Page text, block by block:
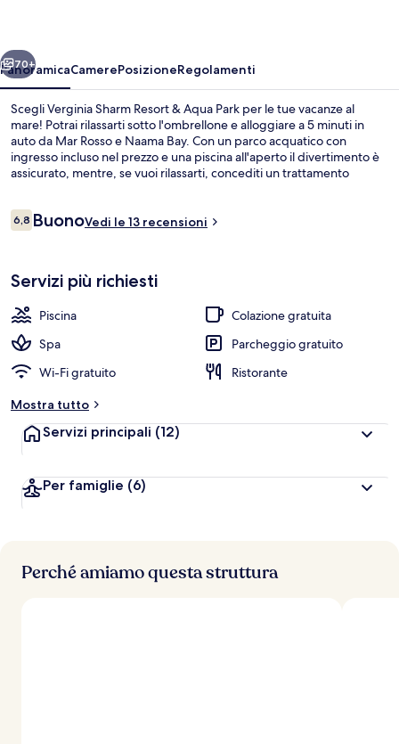
Park
Avanti
70+
PanoramicaCamerePosizioneRegolamenti
Scegli Verginia Sharm Resort & Aqua Park per le tue vacanze al
mare! Potrai rilassarti sotto l'ombrellone e alloggiare a 5 minuti in
auto da Mar Rosso e Naama Bay. Con un parco acquatico con
ingresso incluso nel prezzo e una piscina all'aperto il divertimento è
assicurato, mentre, se vuoi rilassarti, concediti un trattamento
mentre per concludere la serata non c'è niente di meglio del bar a
Recensioni
6,86,8 su 10
BuonoVedi le 13 recensioni
Servizi più richiesti
Piscina
Colazione gratuita
Spa
Parcheggio gratuito
Wi-Fi gratuito
Ristorante
Mostra tutto
Servizi principali (12)
Per famiglie (6)
Perché amiamo questa struttura